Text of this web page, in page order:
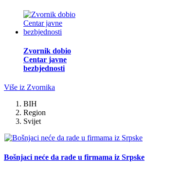
Zvornik dobio
Centar javne
bezbjednosti
Više iz Zvornika
BIH
Region
Svijet
Bošnjaci neće da rade u firmama iz Srpske